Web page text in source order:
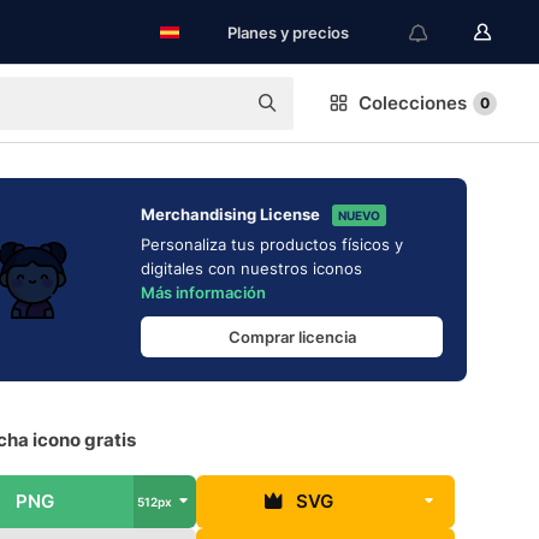
Planes y precios
Colecciones 0
Merchandising License NUEVO
Personaliza tus productos físicos y
digitales con nuestros iconos
Más información
Comprar licencia
icono gratis
PNG 512px SVG